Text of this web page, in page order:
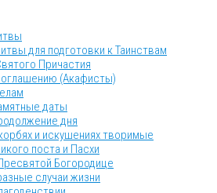
для подготовки к Таинствам
Причастия
(Акафисты)
даты
дня
и искушениях творимые
поста и Пасхи
Богородице
случаи жизни